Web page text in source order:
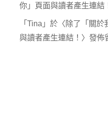
你」頁面與讀者產生連結
「 Tina 」於〈除了「關於
與讀者產生連結！ 〉發佈